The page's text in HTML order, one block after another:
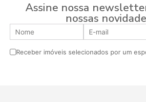
Assine nossa
nossas
Receber imóveis selecionados por um